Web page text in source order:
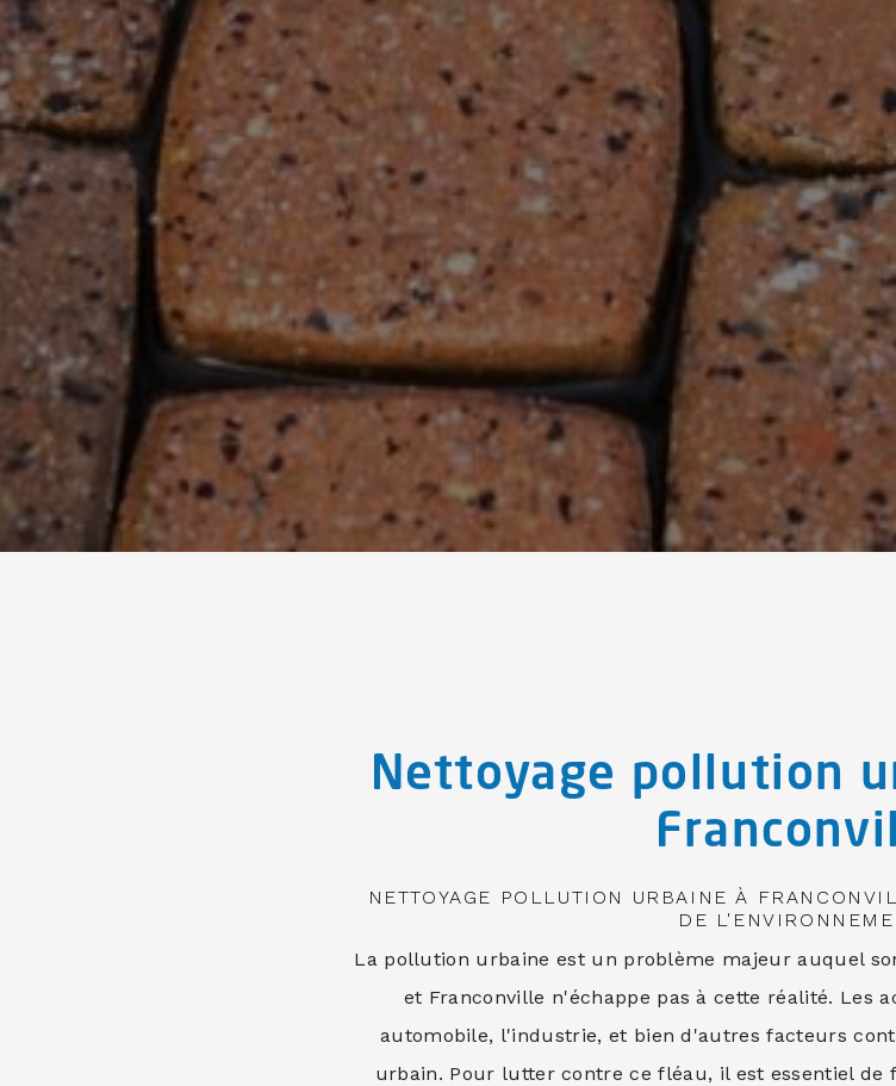
Nettoyage pollution
NETTOYAGE POLLUTION URBAINE À
DE
La pollution urbaine est un problème majeur auquel
et Franconville n'échappe pas à cette réalité. Les
automobile, l'industrie, et bien d'autres facteurs
urbain. Pour lutter contre ce fléau, il est essentiel de